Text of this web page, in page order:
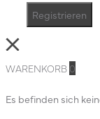
Registrieren
Close
WARENKORB 0
Es befinden sich